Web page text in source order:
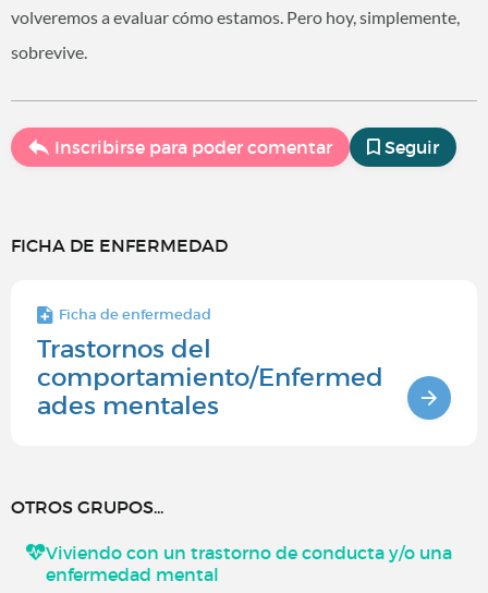
volveremos a evaluar cómo estamos. Pero hoy, simplemente,
sobrevive.
Inscribirse para poder comentar Seguir
FICHA DE ENFERMEDAD
Ficha de enfermedad
Trastornos del
comportamiento/Enfermed
ades mentales
OTROS GRUPOS...
Viviendo con un trastorno de conducta y/o una
enfermedad mental